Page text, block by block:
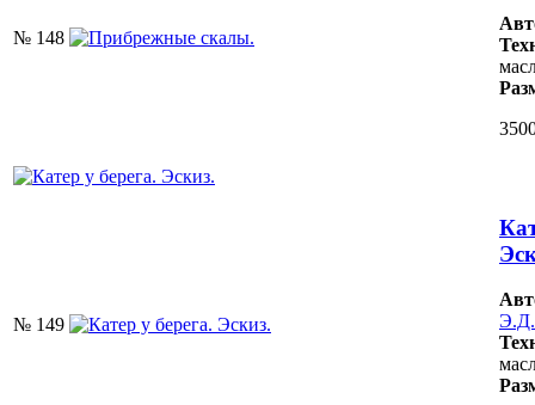
№ 148
№ 149
Э.Д.